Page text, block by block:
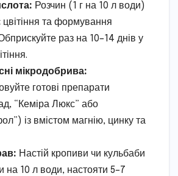
Розчин (1 г на 10 л води)
та формування
раз на 10–14 днів у
мікродобрива:
готові препарати
“Кеміра Люкс” або
із вмістом магнію, цинку та
Настій кропиви чи кульбаби
на 10 л води, настояти 5–7